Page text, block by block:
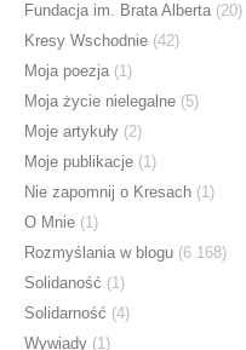
Fundacja im. Brata Alberta (20)
Kresy Wschodnie (42)
Moja poezja (1)
Moja życie nielegalne (5)
Moje artykuły (2)
Moje publikacje (1)
Nie zapomnij o Kresach (1)
O Mnie (1)
Rozmyślania w blogu (6 168)
Solidaność (1)
Solidarność (4)
Wywiady (1)